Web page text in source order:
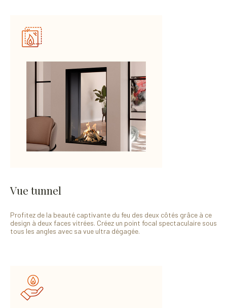
Vue tunnel
Profitez de la beauté captivante du feu des deux côtés grâce à ce
design à deux faces vitrées. Créez un point focal spectaculaire sous
tous les angles avec sa vue ultra dégagée.